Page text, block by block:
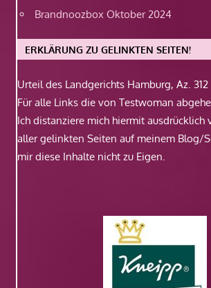
Brandnoozbox Oktober 2024
ERKLÄRUNG ZU GELINKTEN SEITEN!
Urteil des Landgerichts Hamburg, Az.
Für alle Links die von Testwoman
Ich distanziere mich hiermit ausdrücklich
aller gelinkten Seiten auf meinem Blog/
mir diese Inhalte nicht zu Eigen.